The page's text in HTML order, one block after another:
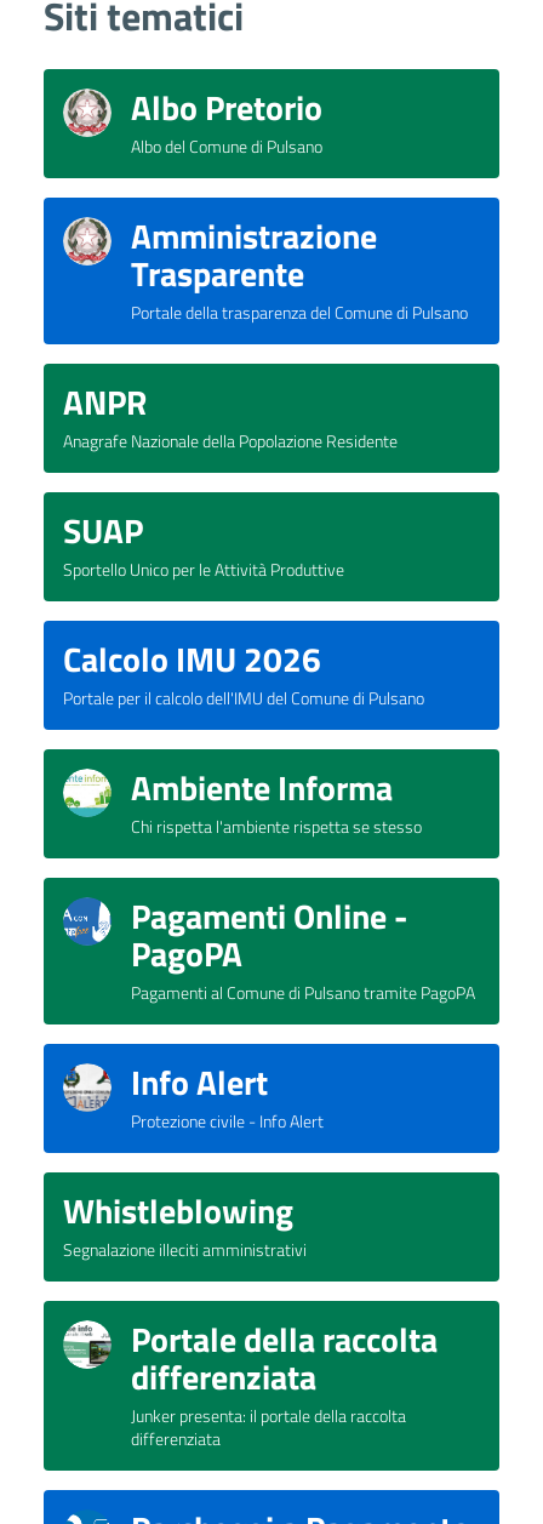
Siti tematici
Albo Pretorio
Albo del Comune di Pulsano
Amministrazione
Trasparente
Portale della trasparenza del Comune di Pulsano
ANPR
Anagrafe Nazionale della Popolazione Residente
SUAP
Sportello Unico per le Attività Produttive
Calcolo IMU 2026
Portale per il calcolo dell'IMU del Comune di Pulsano
Ambiente Informa
Chi rispetta l'ambiente rispetta se stesso
Pagamenti Online -
PagoPA
Pagamenti al Comune di Pulsano tramite PagoPA
Info Alert
Protezione civile - Info Alert
Whistleblowing
Segnalazione illeciti amministrativi
Portale della raccolta
differenziata
Junker presenta: il portale della raccolta
differenziata